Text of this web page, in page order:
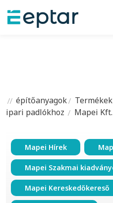
építőanyagok
ipari padlókhoz
Mapei Kft.
Mapei Hírek
Mapei Szakmai
Mapei Kereskedőkereső